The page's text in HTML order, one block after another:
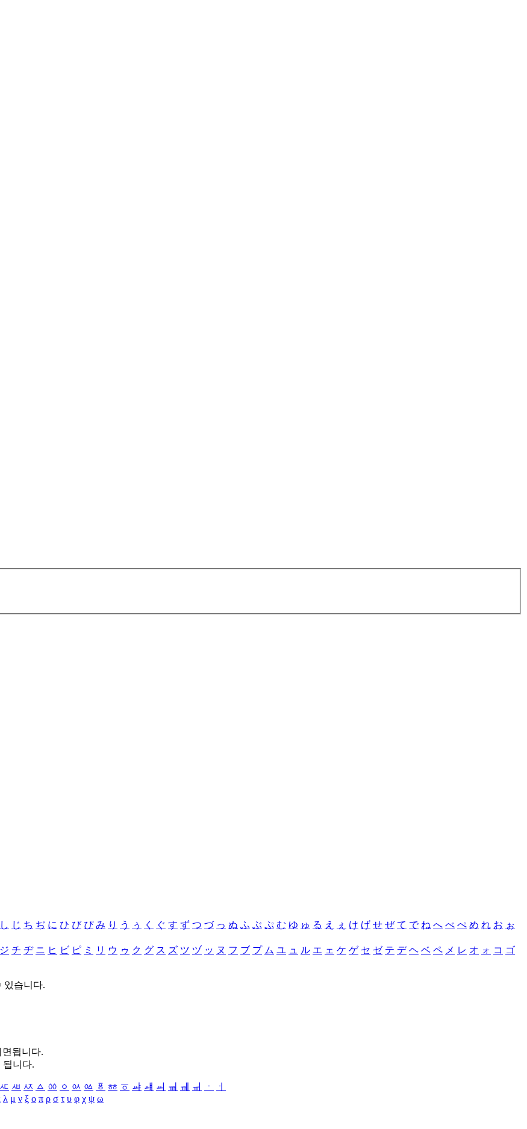
し じ ち ぢ に ひ び ぴ み り う ぅ く ぐ す ず つ づ っ ぬ ふ ぶ ぷ む ゆ ゅ る え ぇ け げ せ ぜ て で ね へ べ ぺ め れ お ぉ
ジ チ ヂ ニ ヒ ビ ピ ミ リ ウ ゥ ク グ ス ズ ツ ヅ ッ ヌ フ ブ プ ム ユ ュ ル エ ェ ケ ゲ セ ゼ テ デ ヘ ベ ペ メ レ オ ォ コ ゴ
있습니다.
면됩니다.
됩니다.
ㅼ ㅽ ㅾ ㅿ ㆀ ㆁ ㆂ ㆃ ㆄ ㆅ ㆆ ㆇ ㆈ ㆉ ㆊ ㆋ ㆌ ㆍ
ㆎ
λ μ ν ξ ο π ρ σ τ υ φ χ ψ ω